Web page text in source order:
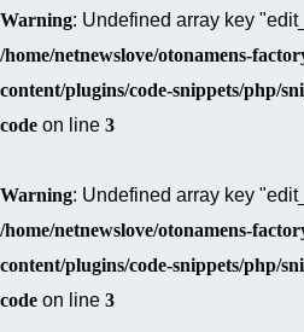
Warning: Undefined array key
/home/netnewslove/otonamens-
content/plugins/code-snippets/php/
code on line 3
Warning: Undefined array key
/home/netnewslove/otonamens-
content/plugins/code-snippets/php/
code on line 3